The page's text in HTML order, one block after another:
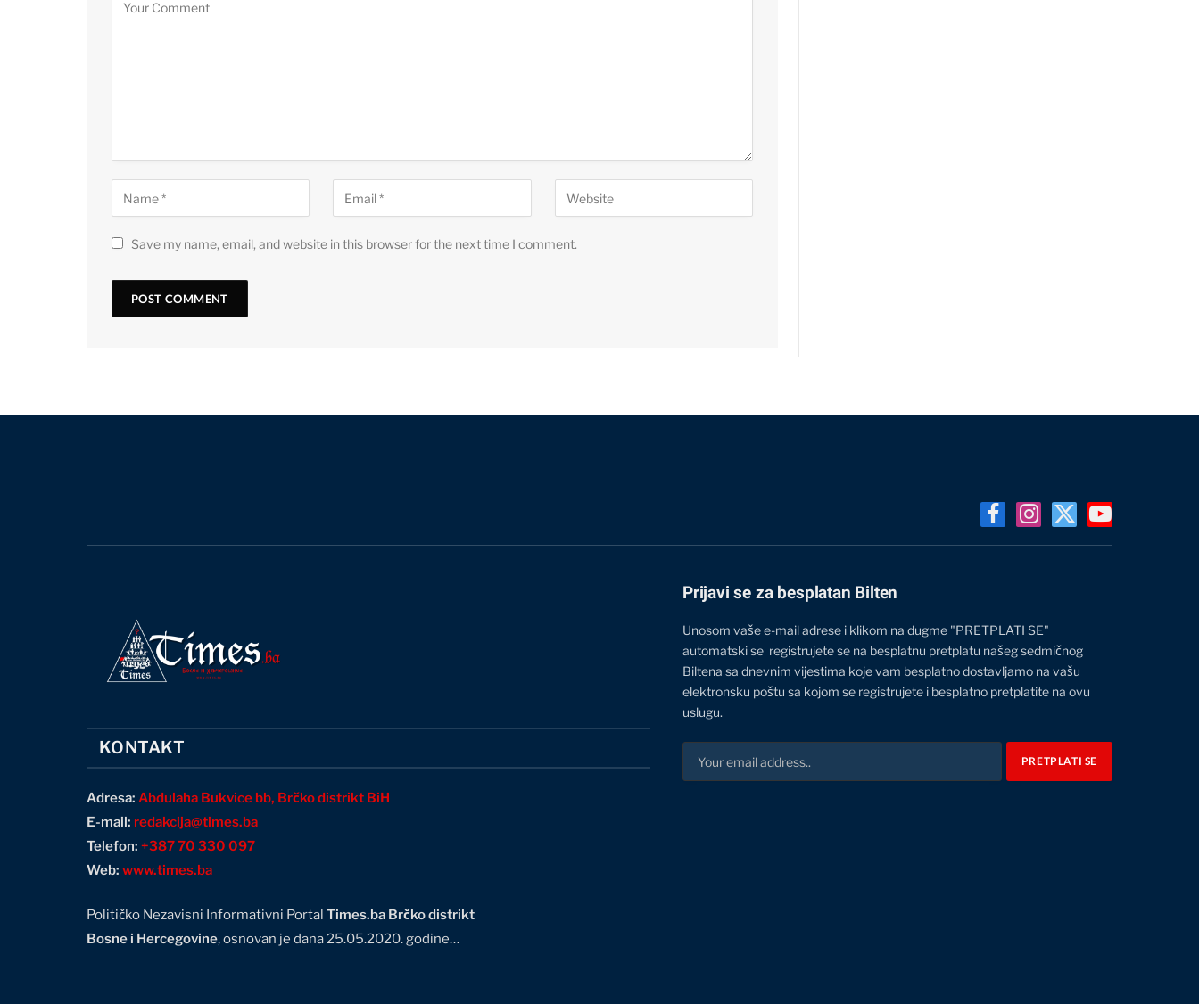
Save my name, email, and website in this browser for the next time I comment.
FacebookInstagram
X
(Twitter)
YouTube
KONTAKT
Adresa: Abdulaha Bukvice bb, Brčko distrikt BiH
E-mail: redakcija@times.ba
Telefon: +387 70 330 097
Web: www.times.ba
Političko Nezavisni Informativni Portal Times.ba Brčko distrikt
Bosne i Hercegovine, osnovan je dana 25.05.2020. godine…
Prijavi se za besplatan Bilten
Unosom vaše e-mail adrese i klikom na dugme "PRETPLATI SE"
automatski se registrujete se na besplatnu pretplatu našeg sedmičnog
Biltena sa dnevnim vijestima koje vam besplatno dostavljamo na vašu
elektronsku poštu sa kojom se registrujete i besplatno pretplatite na ovu
uslugu.